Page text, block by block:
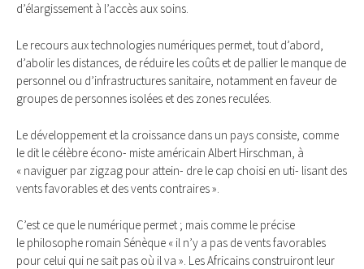
d’élargissement à l’accès aux soins.
Le recours aux technologies numériques permet, tout d’abord,
d’abolir les distances, de réduire les coûts et de pallier le manque de
personnel ou d’infrastructures sanitaire, notamment en faveur de
groupes de personnes isolées et des zones reculées.
Le développement et la croissance dans un pays consiste, comme
le dit le célèbre écono- miste américain Albert Hirschman, à
« naviguer par zigzag pour attein- dre le cap choisi en uti- lisant des
vents favorables et des vents contraires ».
C’est ce que le numérique permet ; mais comme le précise
le philosophe romain Sénèque « il n’y a pas de vents favorables
pour celui qui ne sait pas où il va ». Les Africains construiront leur